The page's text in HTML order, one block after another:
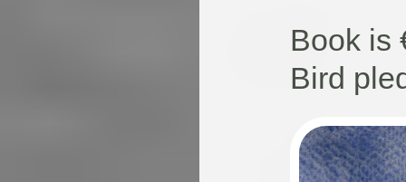
Book is
Bird